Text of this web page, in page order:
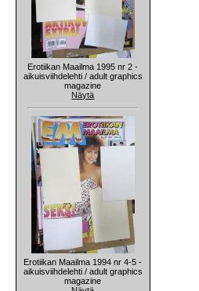
Erotiikan Maailma 1995 nr 2 -
aikuisviihdelehti / adult graphics
magazine
Näytä
Erotiikan Maailma 1994 nr 4-5 -
aikuisviihdelehti / adult graphics
magazine